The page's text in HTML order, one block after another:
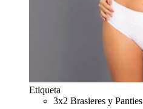
Etiqueta
3x2 Brasieres y Panties